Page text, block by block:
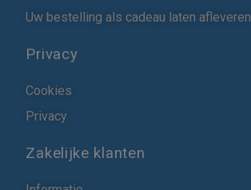
Uw bestelling als cadeau laten afleveren
Privacy
Cookies
Privacy
Zakelijke klanten